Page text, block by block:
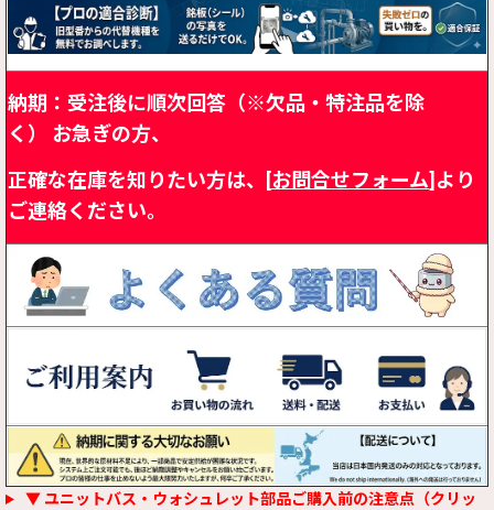
納期：受注後に順次回答（※欠品・特注品を除
く）
お急ぎの方、
正確な在庫を知りたい方は、[お問合せフォーム]より
ご連絡ください。
▼ ユニットバス・ウォシュレット部品ご購入前の注意点（クリッ